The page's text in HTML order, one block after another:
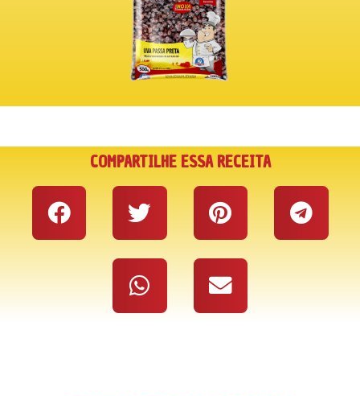
COMPARTILHE ESSA RECEITA